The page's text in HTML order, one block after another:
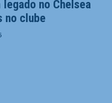
no Chelsea
no clube